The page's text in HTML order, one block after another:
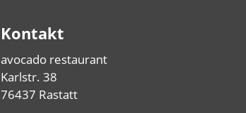
Kontakt
avocado restaurant
Karlstr. 38
76437 Rastatt